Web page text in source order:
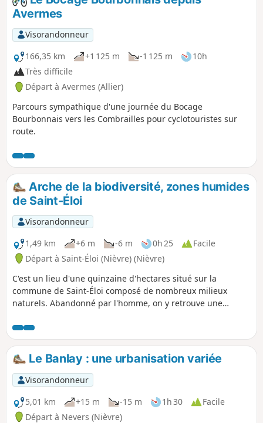
Avermes
Visorandonneur
166,35 km
+1 125 m -1 125 m
10h
Très difficile
Départ à Avermes (Allier)
Parcours sympathique d'une journée du Bocage
Bourbonnais vers les Combrailles pour cyclotouristes sur
route.
Arche de la biodiversité, zones humides
de Saint-Éloi
Visorandonneur
1,49 km
+6 m -6 m 0h 25
Facile
Départ à Saint-Éloi (Nièvre) (Nièvre)
C'est un lieu d'une quinzaine d'hectares situé sur la
commune de Saint-Éloi composé de nombreux milieux
naturels. Abandonné par l'homme, on y retrouve une
sentiers nature, un observatoire à oiseau et un rucher
permettent de découvrir ces richesses. Des panneaux
pédagogiques vous guideront pour découvrir cette faune et
cette flore rares et discrètes. Accessible PMR.
Le Banlay : une urbanisation variée
Visorandonneur
5,01 km
+15 m -15 m 1h 30
Facile
Départ à Nevers (Nièvre)